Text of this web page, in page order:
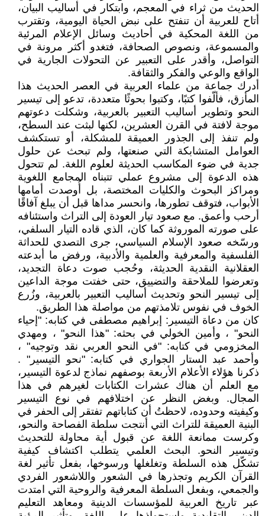
الحديث من ثراء في المعجم، وابتكار في أساليب البيان،
أتاح للعربية أن تنفتح على نبض الحياة اليومية، وتقترب
من اللغة المحكية في أحاديث وسائل الإعلام المرئية
والمسموعة، ونصوص الصحافة، فتغدو أكثر مرونة في
التواصل، وأقدر على التعبير عن التحولات الجارية في
الواقع والوعي والفكر والثقافة.
أدرك جماعة من علماء العربية في العصر الحديث هذا
المأزق، فألّفوا كتبًا، وكتبوا بحوثًا متعددة، تدعو إلى تيسير
النحو وتطوير أساليب التعبير بالعربية، وشكلت دعوتهم
موجة لافتة في القرن العشرين، لكنها لبثت عند السطح،
ولم تنفذ إلى الجذور العميقة للمشكلة، أو تستكشف
العوامل المتشابكة التي صنعتها، ولم تبحث عن حلول
جدية في ضوء المكاسب الحديثة لعلوم اللغة. لم تتحول
هذه الدعوة إلى مشروع عملي تتبناه المجامع اللغوية
ومراكز البحوث والكليات المختصة، بل أُوصدت أمامها
الأبواب، فتوقف تطورها، وانحسر مداها قبل أن يبلغ آفاقًا
أرحب وأعمق. مع صعود تيار العودة إلى التراث واستئنافه
على صورته الموروثة كما كان، الذي قاده التيار السلفي،
ورسّخه صعود الإسلام السياسي، جرى التصدي للحداثة
الفلسفية والمعرفية والعلمية والأدبية، ورفض ما أبدعته
العقلانية النقدية الحديثة، وحُجب صوت دعاة التجديد،
وتعرضوا للملاحقة والتضييق، حتى خفتت موجة الداعين
إلى تيسير النحو وتحديث أساليب التعبير بالعربية، وزُرع
الخوف في نفوس تلامذتهم من مواصلة هذا الطريق.
كان من دعاة التيسير: إبراهيم مصطفى في كتابه: "إحياء
النحو" ، وأمين الخولي في بحثه: "هذا النحو" ، ومهدي
المخزومي في كتابه: "في النحو العربي نقد وتوجيه" ،
وأحمد عبد الستار الجواري في كتابه: "نحو التيسير" .
ذكرنا هؤلاء الأعلام الأربعة بوصفهم نماذج لدعوة التيسير،
مع العلم أن هناك عشرات الكتابات لغيرهم في هذا
المجال. وبغض النظر عن اختلافهم في نوع التيسير
وكيفيته وحدوده، لاحظتُ أن كتاباتهم تفتقر إلى الحفر في
البنية العميقة للتراث التي أنتجت سلطة الفصاحة والنحو،
وكرست ممانعة اللغة عن قبول أية محاولة للتحديث
وتيسير النحو. البحث العلمي يتطلب اكتشاف كيفية
تشكّل هذه السلطة وتغلغلها ورسوخها، بفعل تأثير لغة
القرآن الكريم وتجذرها في الشعور واللاشعور الفردي
والجمعي، وبفعل السلطة المعرفية والروحية التي امتدت
عبر تاريخ العربية للمؤسسات الدينية ومعاهد التعليم